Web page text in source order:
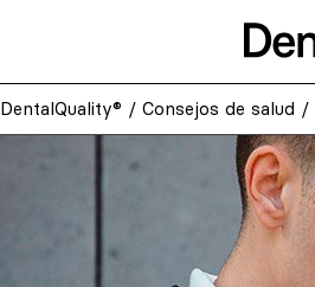
DentalQuality® / Consejos de salud /